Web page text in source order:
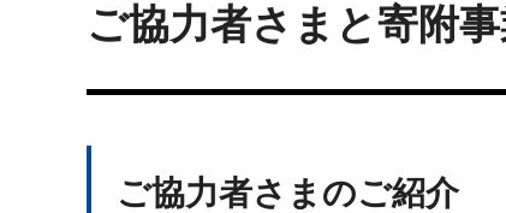
ご協力者さまと寄附
ご協力者さまのご紹介